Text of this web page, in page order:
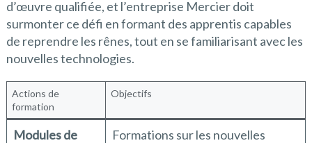
d’œuvre qualifiée, et l’entreprise Mercier doit
surmonter ce défi en formant des apprentis capables
de reprendre les rênes, tout en se familiarisant avec les
nouvelles technologies.
Actions de
formation
Objectifs
Modules de
Formations sur les nouvelles